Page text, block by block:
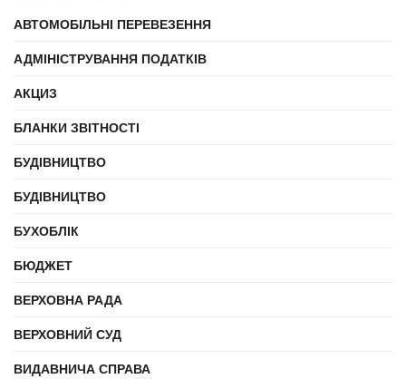
АВТОМОБІЛЬНІ ПЕРЕВЕЗЕННЯ
АДМІНІСТРУВАННЯ ПОДАТКІВ
АКЦИЗ
БЛАНКИ ЗВІТНОСТІ
БУДІВНИЦТВО
БУДІВНИЦТВО
БУХОБЛІК
БЮДЖЕТ
ВЕРХОВНА РАДА
ВЕРХОВНИЙ СУД
ВИДАВНИЧА СПРАВА